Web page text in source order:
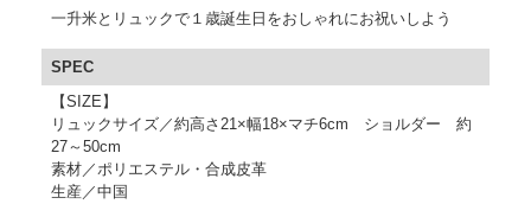
一升米とリュックで１歳誕生日をおしゃれにお祝いしよう
SPEC
【SIZE】
リュックサイズ／約高さ21×幅18×マチ6cm ショルダー 約
27～50cm
素材／ポリエステル・合成皮革
生産／中国